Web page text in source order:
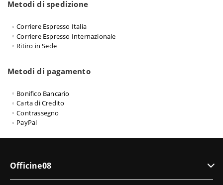
Metodi di spedizione
Corriere Espresso Italia
Corriere Espresso Internazionale
Ritiro in Sede
Metodi di pagamento
Bonifico Bancario
Carta di Credito
Contrassegno
PayPal
Officine08